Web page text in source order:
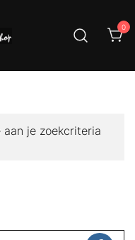
0
je zoekcriteria